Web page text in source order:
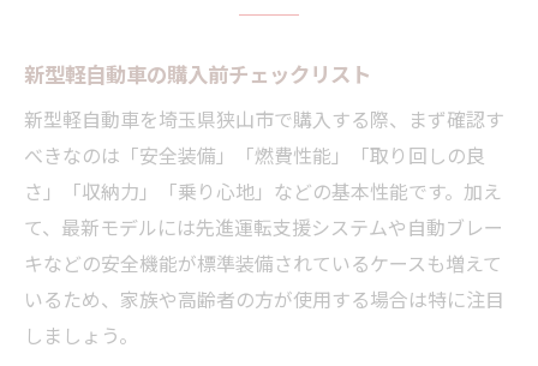
新型軽自動車の購入前チェックリスト
新型軽自動車を埼玉県狭山市で購入する際、まず確認す
べきなのは「安全装備」「燃費性能」「取り回しの良
さ」「収納力」「乗り心地」などの基本性能です。加え
て、最新モデルには先進運転支援システムや自動ブレー
キなどの安全機能が標準装備されているケースも増えて
いるため、家族や高齢者の方が使用する場合は特に注目
しましょう。